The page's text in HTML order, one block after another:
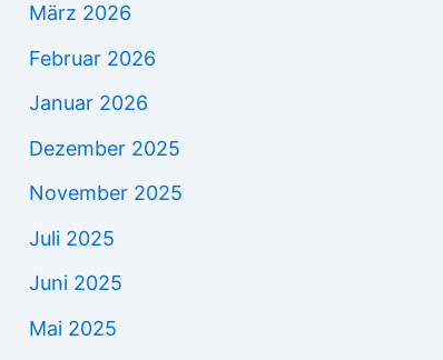
März 2026
Februar 2026
Januar 2026
Dezember 2025
November 2025
Juli 2025
Juni 2025
Mai 2025